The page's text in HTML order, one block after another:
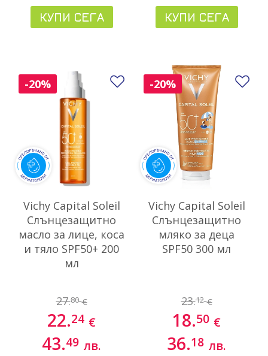
КУПИ СЕГА КУПИ СЕГА
Vichy Capital Soleil
Слънцезащитно
масло за лице, коса
и тяло SPF50+ 200
мл
27.80 €
22.24 €
43.49 лв.
-20% Добави в любими
Vichy Capital Soleil
Слънцезащитно
мляко за деца
SPF50 300 мл
23.12 €
18.50 €
36.18 лв.
-20%